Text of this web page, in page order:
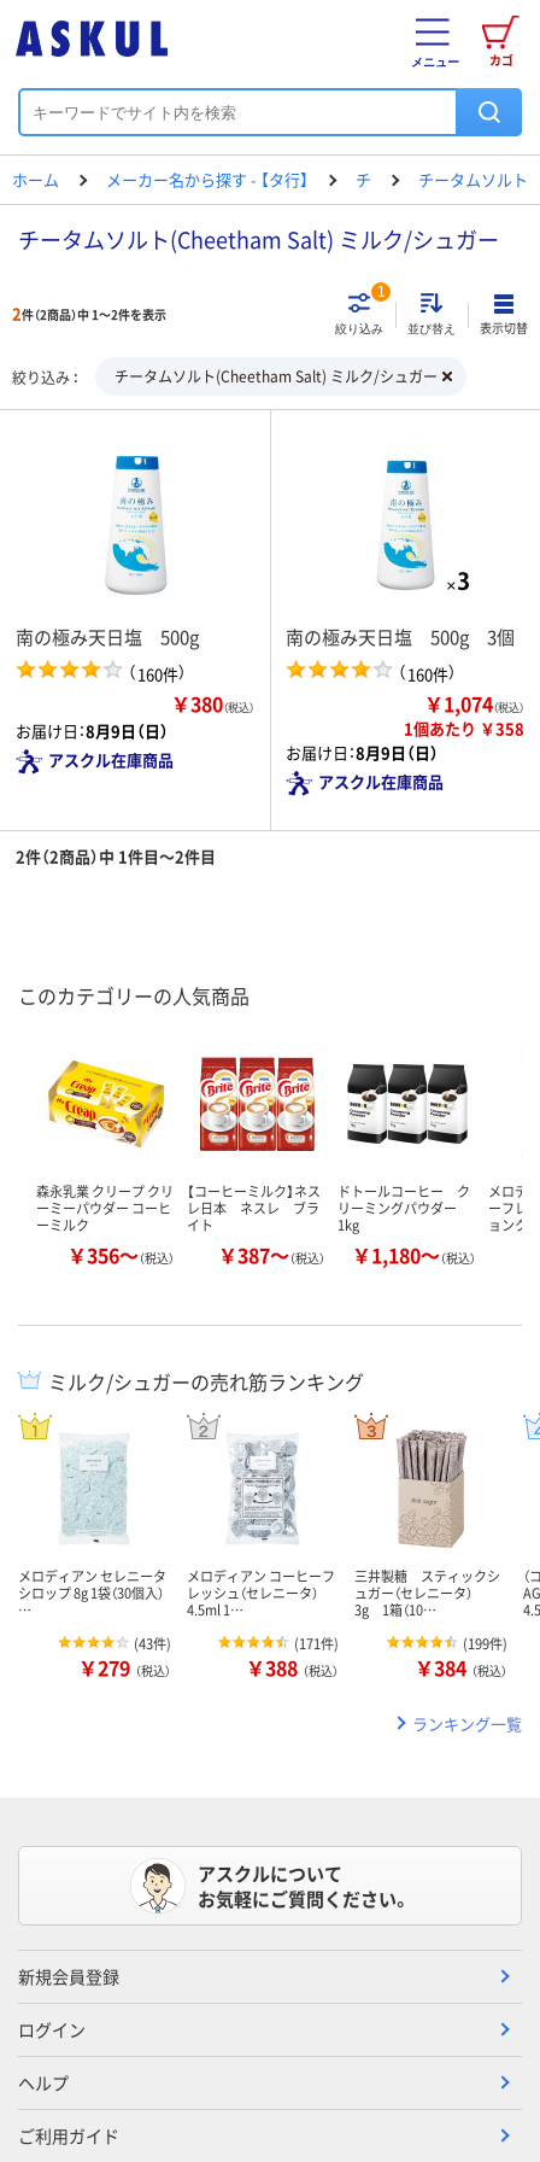
カゴ
メニュー
ホーム メーカー名から探す - 【タ行】 チ チータムソルト
チータムソルト(Cheetham Salt) ミルク/シュガー
2件（2商品）中 1～2件を表示
絞り込み
1
並び替え 表示切替
絞り込み チータムソルト(Cheetham Salt) ミルク/シュガー
南の極み天日塩 500g
（160件）
￥380（税込）
お届け日：8月9日（日）
アスクル在庫商品
南の極み天日塩 500g 3個
（160件）
￥1,074（税込）
1個あたり ￥358
お届け日：8月9日（日）
アスクル在庫商品
2件（2商品）中 1件目～2件目
このカテゴリーの人気商品
森永乳業 クリープ クリ
ーミーパウダー コーヒ
ーミルク
￥356～（税込）
【コーヒーミルク】ネス
レ日本 ネスレ ブラ
イト
￥387～（税込）
ドトールコーヒー ク
リーミングパウダー
1kg
￥1,180～（税込）
メロデ
ーフレ
ョンク
ミルク/シュガーの売れ筋ランキング
メロディアン セレニータ
シロップ 8g 1袋（30個入）
…
(43件)
￥279 （税込）
メロディアン コーヒーフ
レッシュ（セレニータ）
4.5ml 1…
(171件)
￥388 （税込）
三井製糖 スティックシ
ュガー（セレニータ）
3g 1箱（10…
(199件)
￥384 （税込）
ランキング一覧
アスクルについて
お気軽にご質問ください。
新規会員登録
ログイン
ヘルプ
ご利用ガイド